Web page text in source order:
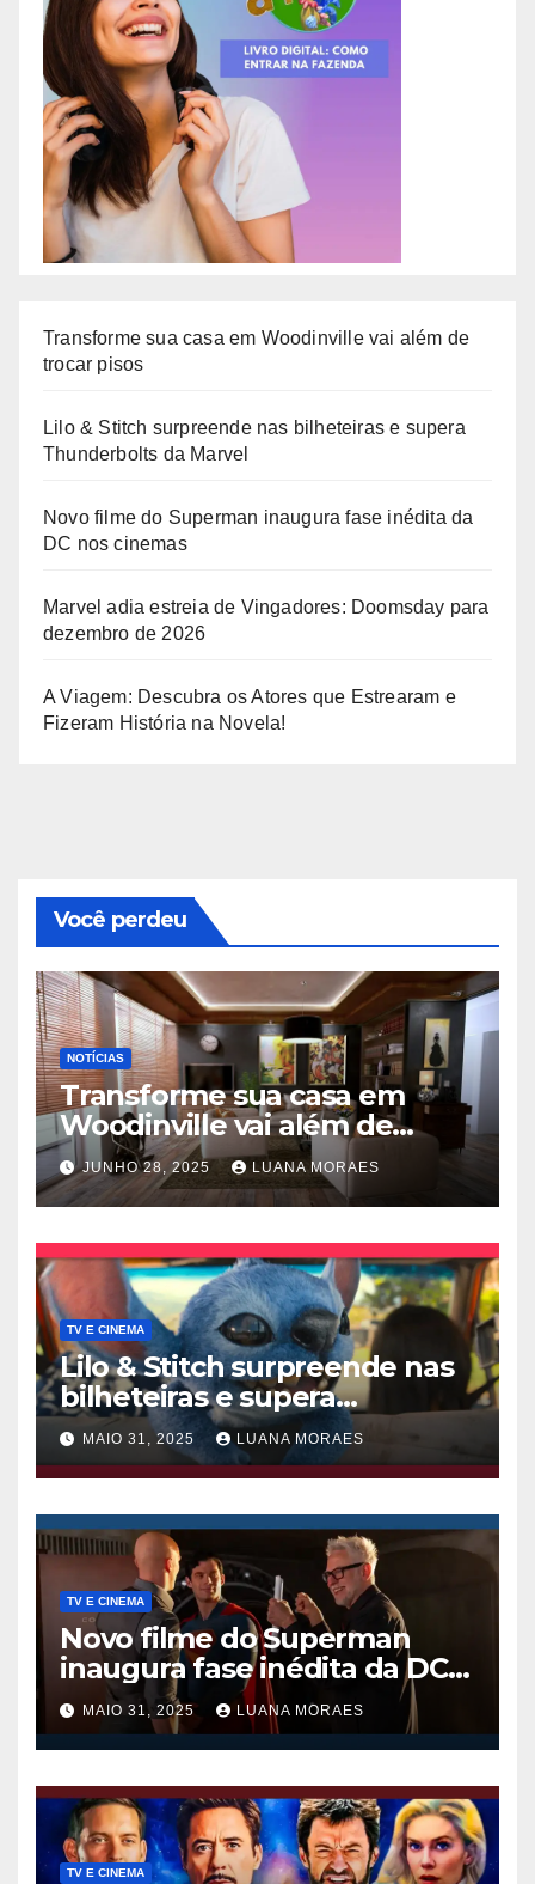
Transforme sua casa em Woodinville vai além de
trocar pisos
Lilo & Stitch surpreende nas bilheteiras e supera
Thunderbolts da Marvel
Novo filme do Superman inaugura fase inédita da
DC nos cinemas
Marvel adia estreia de Vingadores: Doomsday para
dezembro de 2026
A Viagem: Descubra os Atores que Estrearam e
Fizeram História na Novela!
Você perdeu
NOTÍCIAS
Transforme sua casa em
Woodinville vai além de
trocar pisos
JUNHO 28, 2025 LUANA MORAES
TV E CINEMA
Lilo & Stitch surpreende nas
bilheteiras e supera
Thunderbolts da Marvel
MAIO 31, 2025 LUANA MORAES
TV E CINEMA
Novo filme do Superman
inaugura fase inédita da DC
nos cinemas
MAIO 31, 2025 LUANA MORAES
TV E CINEMA